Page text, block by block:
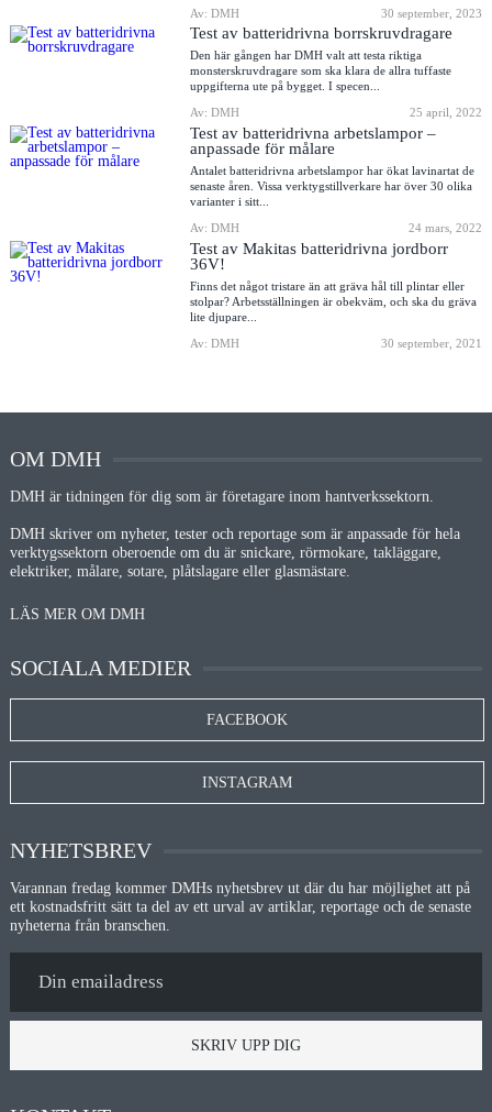
Av: DMH
30 september, 2023
Test av batteridrivna borrskruvdragare
Den här gången har DMH valt att testa riktiga
monsterskruvdragare som ska klara de allra tuffaste
uppgifterna ute på bygget. I specen...
Av: DMH
25 april, 2022
Test av batteridrivna arbetslampor –
anpassade för målare
Antalet batteridrivna arbetslampor har ökat lavinartat de
senaste åren. Vissa verktygstillverkare har över 30 olika
varianter i sitt...
Av: DMH
24 mars, 2022
Test av Makitas batteridrivna jordborr
36V!
Finns det något tristare än att gräva hål till plintar eller
stolpar? Arbetsställningen är obekväm, och ska du gräva
lite djupare...
Av: DMH
30 september, 2021
OM DMH
DMH är tidningen för dig som är företagare inom hantverkssektorn.
DMH skriver om nyheter, tester och reportage som är anpassade för hela
verktygssektorn oberoende om du är snickare, rörmokare, takläggare,
elektriker, målare, sotare, plåtslagare eller glasmästare.
LÄS MER OM DMH
SOCIALA MEDIER
FACEBOOK
INSTAGRAM
NYHETSBREV
Varannan fredag kommer DMHs nyhetsbrev ut där du har möjlighet att på
ett kostnadsfritt sätt ta del av ett urval av artiklar, reportage och de senaste
nyheterna från branschen.
SKRIV UPP DIG